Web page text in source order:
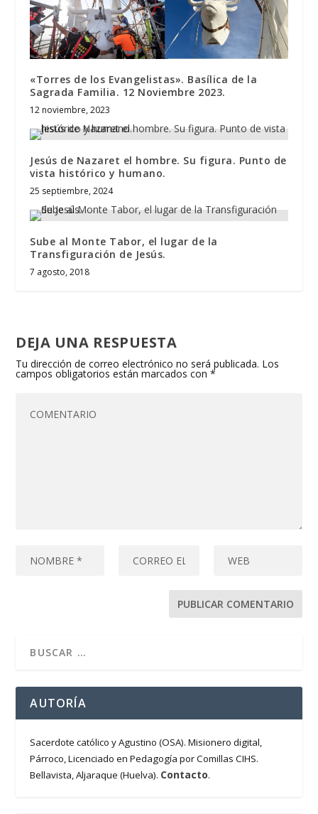
«Torres de los Evangelistas». Basílica de la
Sagrada Familia. 12 Noviembre 2023.
12 noviembre, 2023
Jesús de Nazaret el hombre. Su figura. Punto de
vista histórico y humano.
25 septiembre, 2024
Sube al Monte Tabor, el lugar de la
Transfiguración de Jesús.
7 agosto, 2018
DEJA UNA RESPUESTA
Tu dirección de correo electrónico no será publicada. Los
campos obligatorios están marcados con*
AUTORÍA
Sacerdote católico y Agustino (OSA). Misionero digital,
Párroco, Licenciado en Pedagogía por Comillas CIHS.
Bellavista, Aljaraque (Huelva). Contacto.